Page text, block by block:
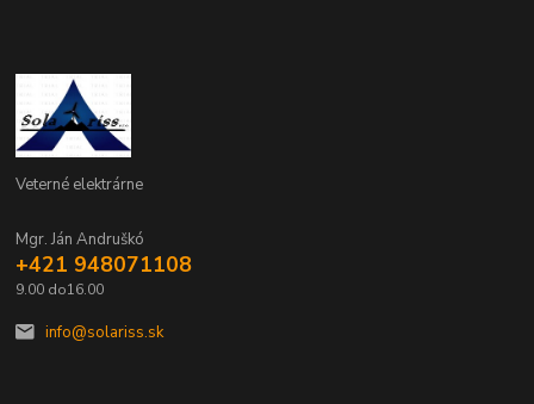
Veterné elektrárne
Mgr. Ján Andruškó
+421 948071108
9.00 do16.00
info@solariss.sk